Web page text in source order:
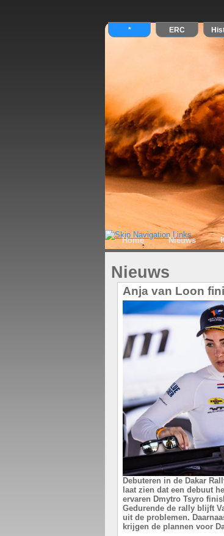
Home Nieuws
Nieuws
Anja van Loon
Debuteren in de Dakar
laat zien dat een debuut
ervaren Dmytro Tsyro
Gedurende de rally blijft
uit de problemen.
krijgen de plannen voor